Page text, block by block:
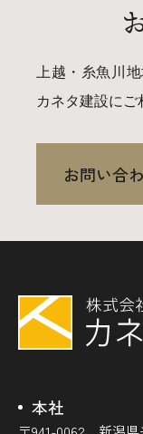
上越・糸魚川
カネタ建設にご
お問い合
本社